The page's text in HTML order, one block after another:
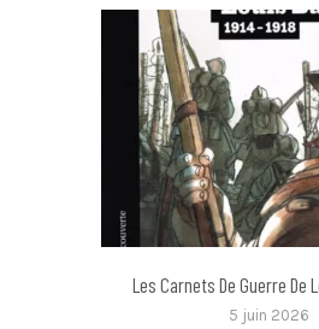
Les Carnets De Guerre De
5 juin 2026